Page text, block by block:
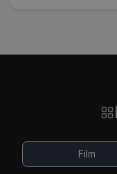
Film